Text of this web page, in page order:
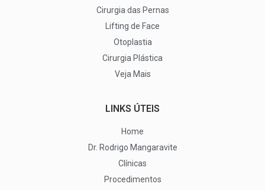
Cirurgia das Pernas
Lifting de Face
Otoplastia
Cirurgia Plástica
Veja Mais
LINKS ÚTEIS
Home
Dr. Rodrigo Mangaravite
Clínicas
Procedimentos